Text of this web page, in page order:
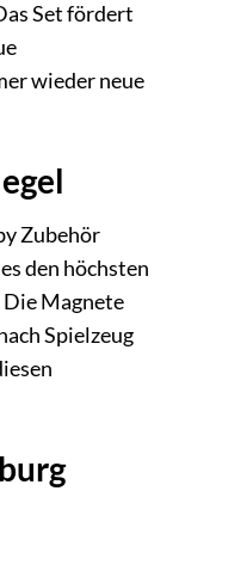
Set fördert
wieder neue
Zubehör
den höchsten
Magnete
Spielzeug